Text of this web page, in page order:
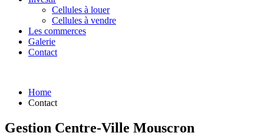
Cellules à louer
Cellules à vendre
Les commerces
Galerie
Contact
Home
Contact
Gestion Centre-Ville Mouscron